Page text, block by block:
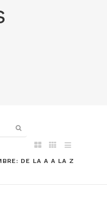
DE LA A A LA Z